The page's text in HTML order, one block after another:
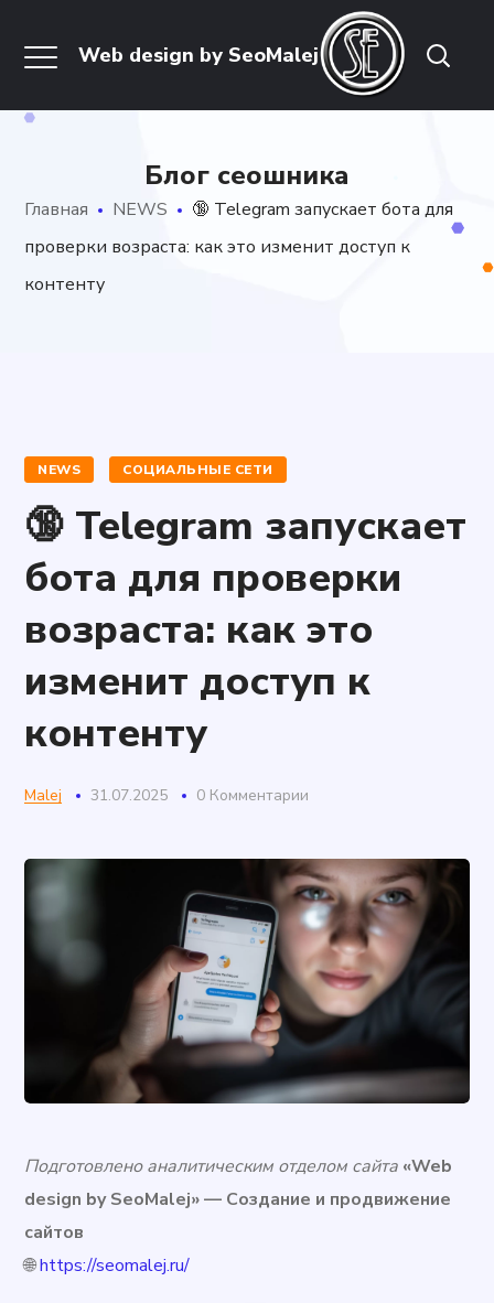
Блог сеошника
Главная NEWS
🔞 Telegram запускает бота для
проверки возраста: как это изменит доступ к
контенту
NEWS СОЦИАЛЬНЫЕ СЕТИ
🔞 Telegram запускает
бота для проверки
возраста: как это
изменит доступ к
контенту
Malej 31.07.2025 0 Комментарии
Подготовлено аналитическим отделом сайта «Web
design by SeoMalej» — Создание и продвижение
сайтов
🌐https://seomalej.ru/